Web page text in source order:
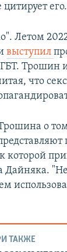
его.
Летом
выступил
Трошин
что
о
которой
Дайняка.
ТАКЖЕ